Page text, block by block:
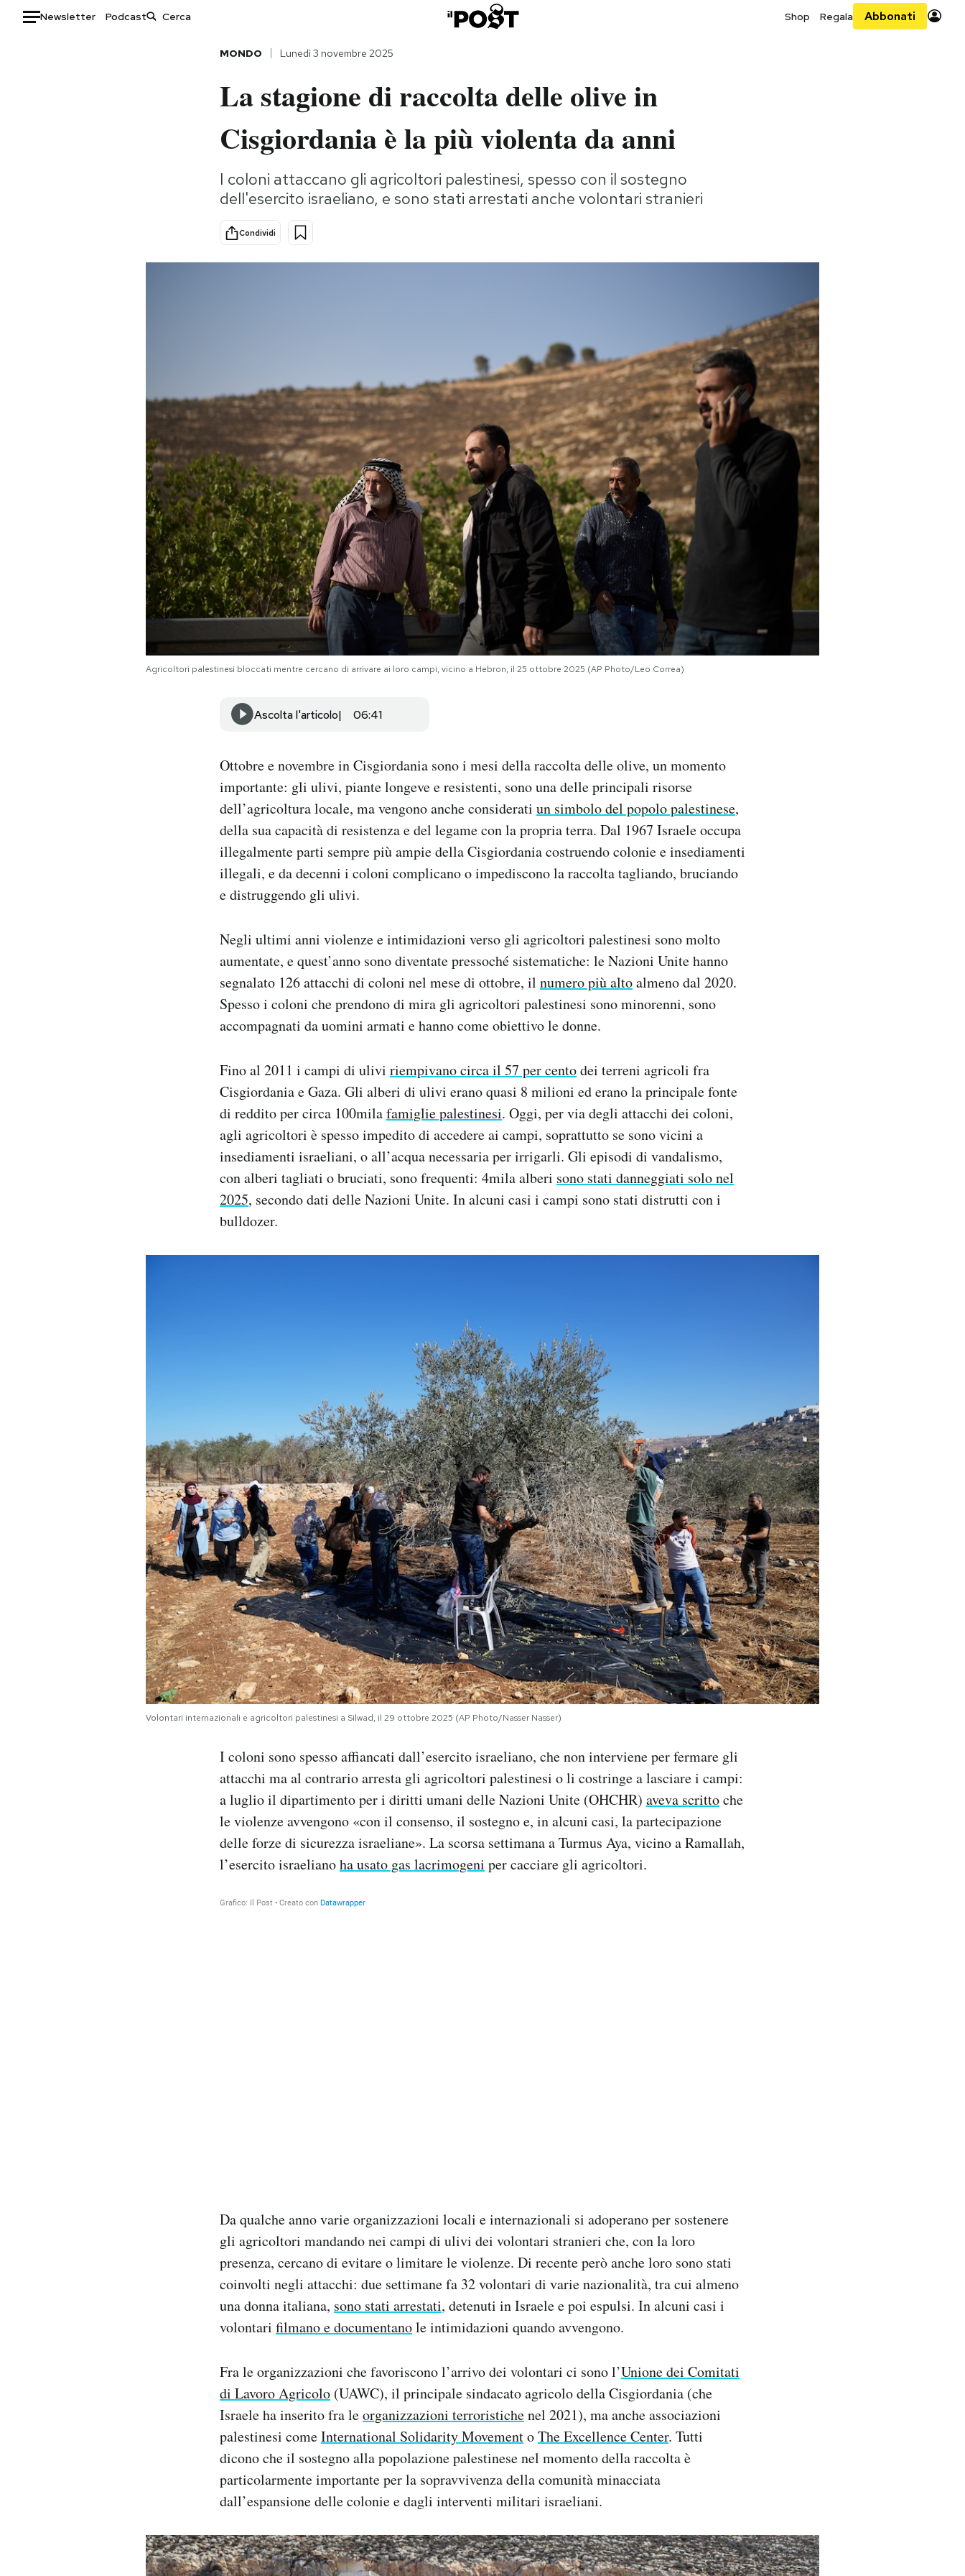
Newsletter Podcast Shop Regala Abbonati
Storie/Idee
Ok Boomer!
Altrecose
AREA PERSONALE
MONDO Lunedì 3 novembre 2025
La stagione di raccolta delle olive in
Cisgiordania è la più violenta da anni
I coloni attaccano gli agricoltori palestinesi, spesso con il sostegno
dell'esercito israeliano, e sono stati arrestati anche volontari stranieri
Condividi
Agricoltori palestinesi bloccati mentre cercano di arrivare ai loro campi, vicino a Hebron, il 25 ottobre 2025 (AP Photo/Leo Correa)
Ascolta l'articolo 06:41
Ottobre e novembre in Cisgiordania sono i mesi della raccolta delle olive, un momento
importante: gli ulivi, piante longeve e resistenti, sono una delle principali risorse
dell’agricoltura locale, ma vengono anche considerati un simbolo del popolo palestinese,
della sua capacità di resistenza e del legame con la propria terra. Dal 1967 Israele occupa
illegalmente parti sempre più ampie della Cisgiordania costruendo colonie e insediamenti
illegali, e da decenni i coloni complicano o impediscono la raccolta tagliando, bruciando
e distruggendo gli ulivi.
Negli ultimi anni violenze e intimidazioni verso gli agricoltori palestinesi sono molto
aumentate, e quest’anno sono diventate pressoché sistematiche: le Nazioni Unite hanno
segnalato 126 attacchi di coloni nel mese di ottobre, il numero più altoalmeno dal 2020.
Spesso i coloni che prendono di mira gli agricoltori palestinesi sono minorenni, sono
accompagnati da uomini armati e hanno come obiettivo le donne.
Fino al 2011 i campi di ulivi riempivano circa il 57 per centodei terreni agricoli fra
Cisgiordania e Gaza. Gli alberi di ulivi erano quasi 8 milioni ed erano la principale fonte
di reddito per circa 100milafamiglie palestinesi. Oggi, per via degli attacchi dei coloni,
agli agricoltori è spesso impedito di accedere ai campi, soprattutto se sono vicini a
insediamenti israeliani, o all’acqua necessaria per irrigarli. Gli episodi di vandalismo,
con alberi tagliati o bruciati, sono frequenti: 4mila alberi sono stati danneggiati solo nel
2025, secondo dati delle Nazioni Unite. In alcuni casi i campi sono stati distrutti con i
bulldozer.
Volontari internazionali e agricoltori palestinesi a Silwad, il 29 ottobre 2025 (AP Photo/Nasser Nasser)
I coloni sono spesso affiancati dall’esercito israeliano, che non interviene per fermare gli
attacchi ma al contrario arresta gli agricoltori palestinesi o li costringe a lasciare i campi:
a luglio il dipartimento per i diritti umani delle Nazioni Unite (OHCHR) aveva scrittoche
le violenze avvengono «con il consenso, il sostegno e, in alcuni casi, la partecipazione
delle forze di sicurezza israeliane». La scorsa settimana a Turmus Aya, vicino a Ramallah,
l’esercito israelianoha usato gas lacrimogeni per cacciare gli agricoltori.
Da qualche anno varie organizzazioni locali e internazionali si adoperano per sostenere
gli agricoltori mandando nei campi di ulivi dei volontari stranieri che, con la loro
presenza, cercano di evitare o limitare le violenze. Di recente però anche loro sono stati
coinvolti negli attacchi: due settimane fa 32 volontari di varie nazionalità, tra cui almeno
una donna italiana, sono stati arrestati, detenuti in Israele e poi espulsi. In alcuni casi i
volontari filmano e documentanole intimidazioni quando avvengono.
Fra le organizzazioni che favoriscono l’arrivo dei volontari ci sono l’Unione dei Comitati
di Lavoro Agricolo (UAWC), il principale sindacato agricolo della Cisgiordania (che
Israele ha inserito fra leorganizzazioni terroristichenel 2021), ma anche associazioni
palestinesi comeInternational Solidarity MovementoThe Excellence Center. Tutti
dicono che il sostegno alla popolazione palestinese nel momento della raccolta è
particolarmente importante per la sopravvivenza della comunità minacciata
dall’espansione delle colonie e dagli interventi militari israeliani.